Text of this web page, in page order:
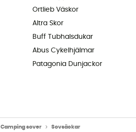
Ortlieb Väskor
Altra Skor
Buff Tubhalsdukar
Abus Cykelhjälmar
Patagonia Dunjackor
Camping sover Sovsäckar